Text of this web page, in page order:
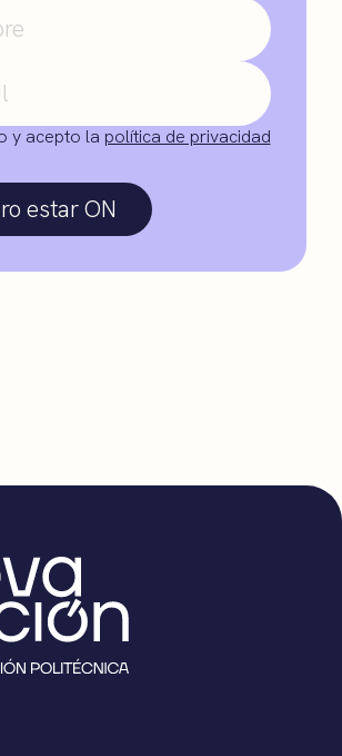
y acepto la política de privacidad
estar ON